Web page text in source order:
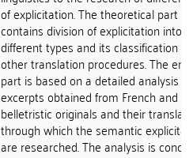
of explicitation. The theoretical part
contains division of explicitation into
different types and its classification
other translation procedures. The
part is based on a detailed analysis of
excerpts obtained from French and
belletristic originals and their
through which the semantic
are researched. The analysis is